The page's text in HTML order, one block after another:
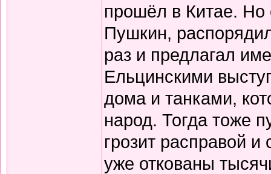
прошёл в Китае. Но
Пушкин,
раз и предлагал
Ельцинскими
дома и танками,
народ. Тогда тоже
грозит расправой
уже откованы